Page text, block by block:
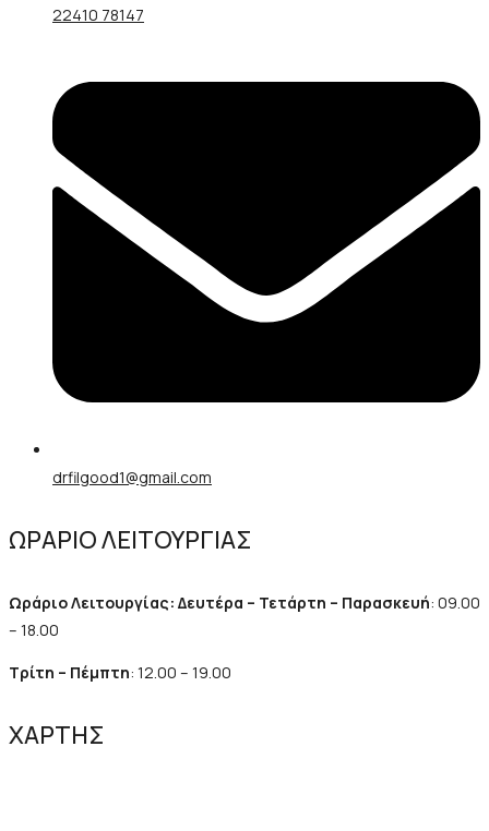
22410 78147
drfilgood1@gmail.com
ΩΡΑΡΙΟ ΛΕΙΤΟΥΡΓΙΑΣ
Ωράριο Λειτουργίας: Δευτέρα – Τετάρτη – Παρασκευή: 09.00
– 18.00
Τρίτη – Πέμπτη: 12.00 – 19.00
ΧΑΡΤΗΣ